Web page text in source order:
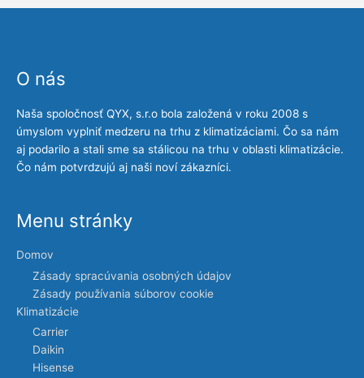
O nás
Naša spoločnosť QYX, s.r.o bola založená v roku 2008 s
úmyslom vyplniť medzeru na trhu z klimatizáciami. Čo sa nám
aj podarilo a stali sme sa stálicou na trhu v oblasti klimatizácie.
Čo nám potvrdzujú aj naši noví zákazníci.
Menu stránky
Domov
Zásady spracúvania osobných údajov
Zásady používania súborov cookie
Klimatizácie
Carrier
Daikin
Hisense